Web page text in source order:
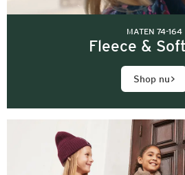
MATEN 74-164
Fleece &
Shop nu